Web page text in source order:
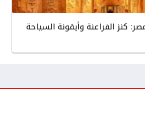
كنز الفراعنة وأيقونة السياحة